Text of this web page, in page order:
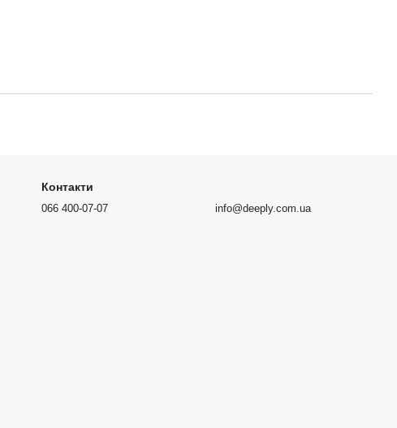
Контакти
066 400-07-07 info@deeply.com.ua